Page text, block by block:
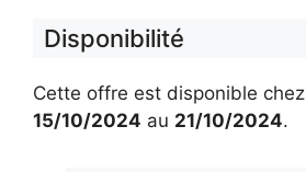
Disponibilité
Cette offre est disponible chez
15/10/2024 au 21/10/2024.